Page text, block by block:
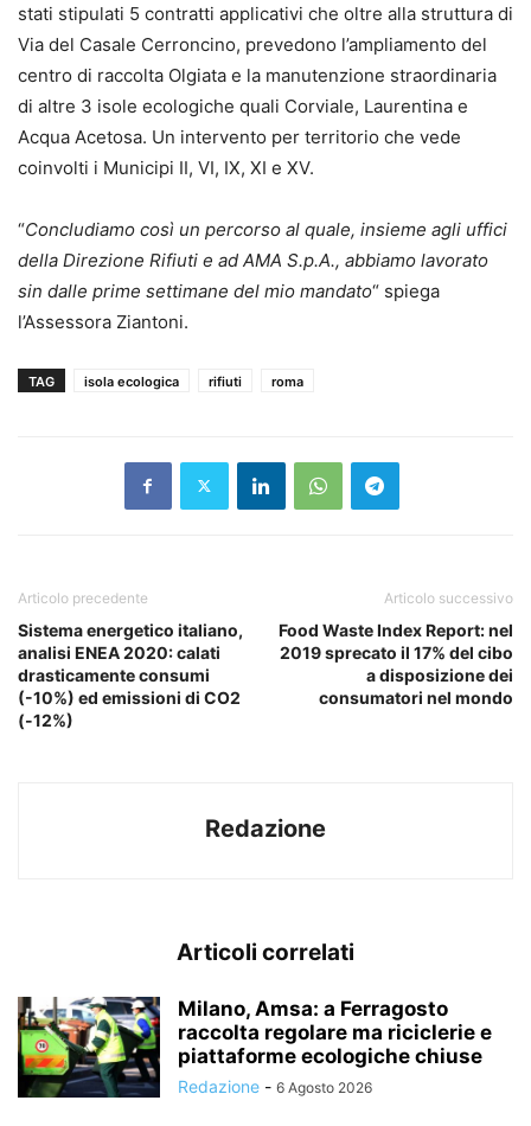
stati stipulati 5 contratti applicativi che oltre alla struttura di
Via del Casale Cerroncino, prevedono l’ampliamento del
centro di raccolta Olgiata e la manutenzione straordinaria
di altre 3 isole ecologiche quali Corviale, Laurentina e
Acqua Acetosa. Un intervento per territorio che vede
coinvolti i Municipi II, VI, IX, XI e XV.
“Concludiamo così un percorso al quale, insieme agli uffici
della Direzione Rifiuti e ad AMA S.p.A., abbiamo lavorato
sin dalle prime settimane del mio mandato“ spiega
l’Assessora Ziantoni.
TAG isola ecologica rifiuti roma
Articolo precedente
Sistema energetico italiano,
analisi ENEA 2020: calati
drasticamente consumi
(-10%) ed emissioni di CO2
(-12%)
Articolo successivo
Food Waste Index Report: nel
2019 sprecato il 17% del cibo
a disposizione dei
consumatori nel mondo
Redazione
Articoli correlati
Milano, Amsa: a Ferragosto
raccolta regolare ma riciclerie e
piattaforme ecologiche chiuse
Redazione - 6 Agosto 2026